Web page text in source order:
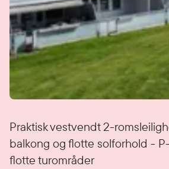
Praktisk vestvendt 2-
balkong og flotte solforhold -
flotte turområder
Detaljer